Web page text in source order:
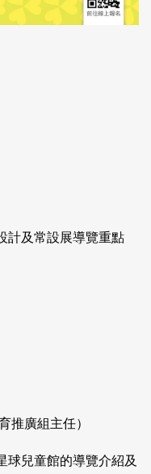
計及常設展導覽重點
推廣組主任）
球兒童館的導覽介紹及